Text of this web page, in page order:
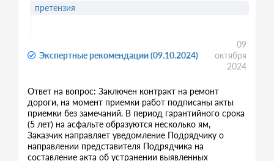
Экспертные рекомендации (09.10.2024)
09
октября
2024
Ответ на вопрос: Заключен контракт на ремонт
дороги, на момент приемки работ подписаны акты
приемки без замечаний. В период гарантийного срока
(5 лет) на асфальте образуются несколько ям,
Заказчик направляет уведомление Подрядчику о
направлении представителя Подрядчика на
составление акта об устранении выявленных
претензия